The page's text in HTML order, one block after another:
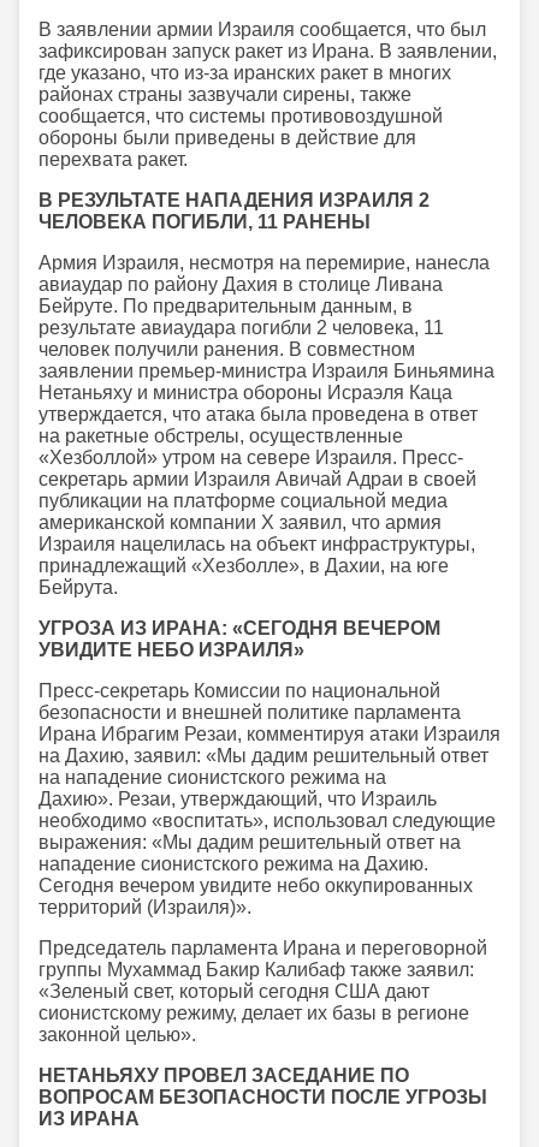
В заявлении армии Израиля сообщается, что был
зафиксирован запуск ракет из Ирана. В заявлении,
где указано, что из-за иранских ракет в многих
районах страны зазвучали сирены, также
сообщается, что системы противовоздушной
обороны были приведены в действие для
перехвата ракет.
В РЕЗУЛЬТАТЕ НАПАДЕНИЯ ИЗРАИЛЯ 2
ЧЕЛОВЕКА ПОГИБЛИ, 11 РАНЕНЫ
Армия Израиля, несмотря на перемирие, нанесла
авиаудар по району Дахия в столице Ливана
Бейруте. По предварительным данным, в
результате авиаудара погибли 2 человека, 11
человек получили ранения. В совместном
заявлении премьер-министра Израиля Биньямина
Нетаньяху и министра обороны Исраэля Каца
утверждается, что атака была проведена в ответ
на ракетные обстрелы, осуществленные
«Хезболлой» утром на севере Израиля. Пресс-
секретарь армии Израиля Авичай Адраи в своей
публикации на платформе социальной медиа
американской компании X заявил, что армия
Израиля нацелилась на объект инфраструктуры,
принадлежащий «Хезболле», в Дахии, на юге
Бейрута.
УГРОЗА ИЗ ИРАНА: «СЕГОДНЯ ВЕЧЕРОМ
УВИДИТЕ НЕБО ИЗРАИЛЯ»
Пресс-секретарь Комиссии по национальной
безопасности и внешней политике парламента
Ирана Ибрагим Резаи, комментируя атаки Израиля
на Дахию, заявил: «Мы дадим решительный ответ
на нападение сионистского режима на
Дахию». Резаи, утверждающий, что Израиль
необходимо «воспитать», использовал следующие
выражения: «Мы дадим решительный ответ на
нападение сионистского режима на Дахию.
Сегодня вечером увидите небо оккупированных
территорий (Израиля)».
Председатель парламента Ирана и переговорной
группы Мухаммад Бакир Калибаф также заявил:
«Зеленый свет, который сегодня США дают
сионистскому режиму, делает их базы в регионе
законной целью».
НЕТАНЬЯХУ ПРОВЕЛ ЗАСЕДАНИЕ ПО
ВОПРОСАМ БЕЗОПАСНОСТИ ПОСЛЕ УГРОЗЫ
ИЗ ИРАНА